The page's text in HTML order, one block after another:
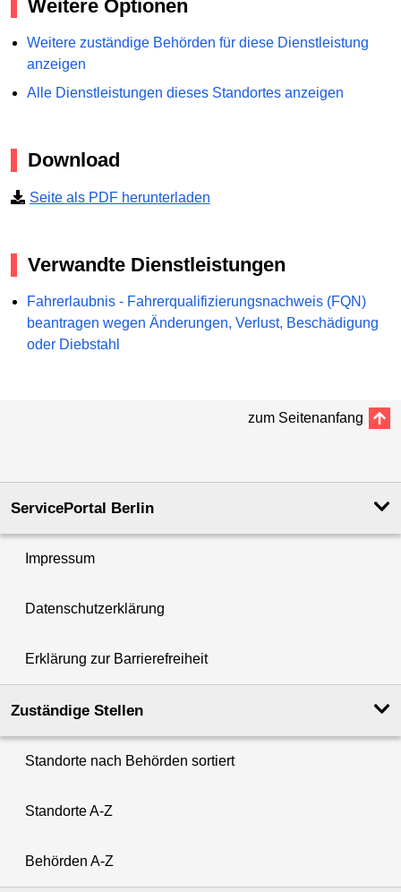
Weitere Optionen
Weitere zuständige Behörden für diese Dienstleistung
anzeigen
Alle Dienstleistungen dieses Standortes anzeigen
Download
Seite als PDF herunterladen
Verwandte Dienstleistungen
Fahrerlaubnis - Fahrerqualifizierungsnachweis (FQN)
beantragen wegen Änderungen, Verlust, Beschädigung
oder Diebstahl
zum Seitenanfang
ServicePortal Berlin
Impressum
Datenschutzerklärung
Erklärung zur Barrierefreiheit
Zuständige Stellen
Standorte nach Behörden sortiert
Standorte A-Z
Behörden A-Z